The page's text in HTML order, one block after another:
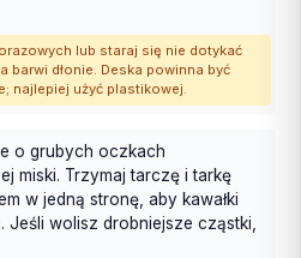
lub staraj się nie dotykać
barwi dłonie. Deska powinna być
najlepiej użyć plastikowej.
o grubych oczkach
miski. Trzymaj tarczę i tarkę
w jedną stronę, aby kawałki
Jeśli wolisz drobniejsze cząstki,